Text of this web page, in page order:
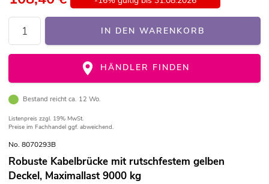
IN DEN WARENKORB
HÄNDLER FINDEN
Bestand reicht ca. 12 Wo.
Listenpreis zzgl. 19% MwSt.
Preise im Fachhandel ggf. abweichend.
No. 8070293B
Robuste Kabelbrücke mit rutschfestem gelben
Deckel, Maximallast 9000 kg